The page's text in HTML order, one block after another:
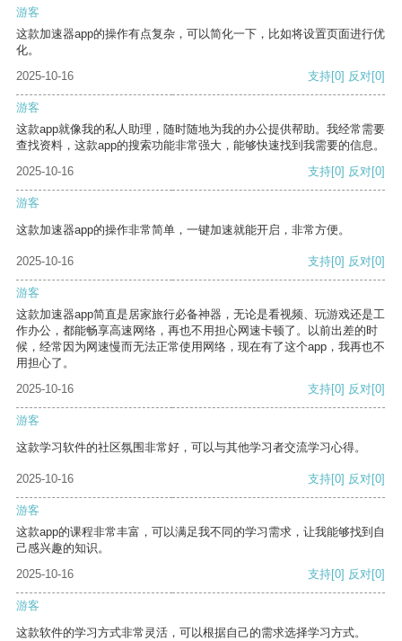
游客
这款加速器app的操作有点复杂，可以简化一下，比如将设置页面进行优
化。
2025-10-16
支持[0] 反对[0]
游客
这款app就像我的私人助理，随时随地为我的办公提供帮助。我经常需要
查找资料，这款app的搜索功能非常强大，能够快速找到我需要的信息。
2025-10-16
支持[0] 反对[0]
游客
这款加速器app的操作非常简单，一键加速就能开启，非常方便。
2025-10-16 支持[0] 反对[0]
游客
这款加速器app简直是居家旅行必备神器，无论是看视频、玩游戏还是工
作办公，都能畅享高速网络，再也不用担心网速卡顿了。以前出差的时
候，经常因为网速慢而无法正常使用网络，现在有了这个app，我再也不
用担心了。
2025-10-16
支持[0] 反对[0]
游客
这款学习软件的社区氛围非常好，可以与其他学习者交流学习心得。
2025-10-16 支持[0] 反对[0]
游客
这款app的课程非常丰富，可以满足我不同的学习需求，让我能够找到自
己感兴趣的知识。
2025-10-16
支持[0] 反对[0]
游客
这款软件的学习方式非常灵活，可以根据自己的需求选择学习方式。